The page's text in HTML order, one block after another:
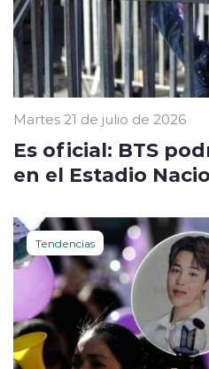
Martes 21 de julio de 2026
Es oficial: BTS
en el Estadio
Tendencias